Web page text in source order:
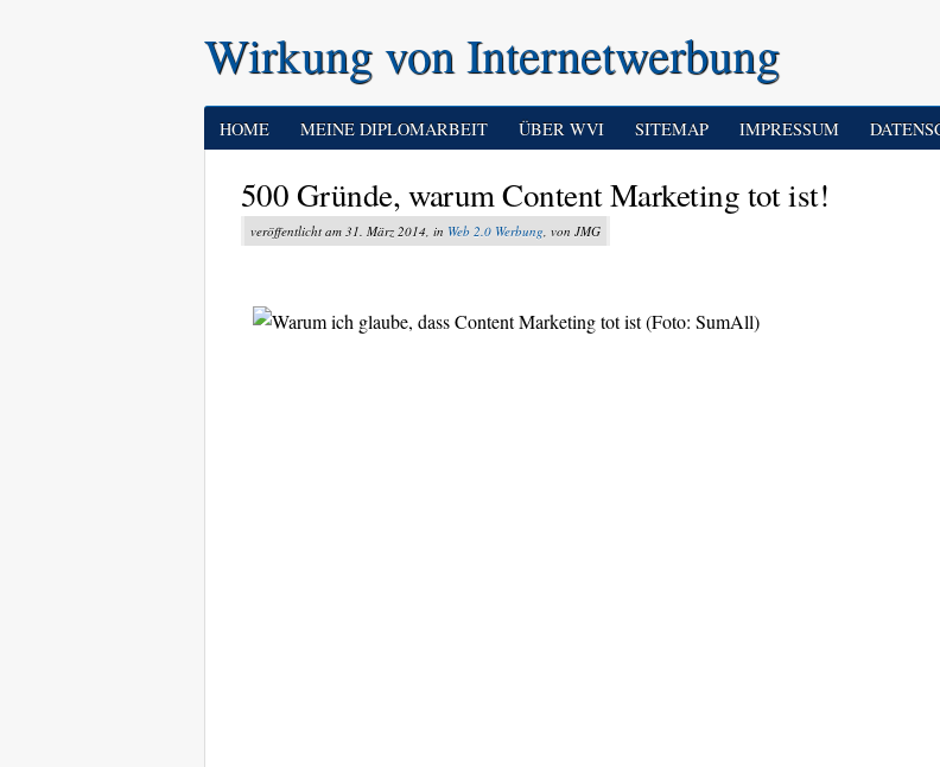
Wirkung von Internetwerbung
HOME MEINE DIPLOMARBEIT ÜBER WVI SITEMAP IMPRESSUM
500 Gründe, warum Content Marketing tot ist!
veröffentlicht am 31. März 2014, in Web 2.0 Werbung, von JMG